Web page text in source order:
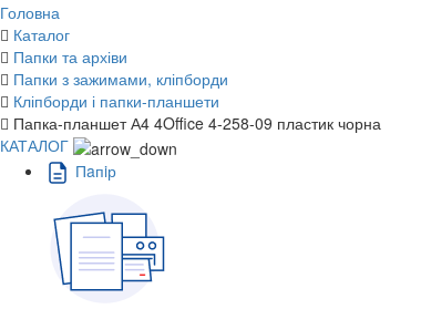
Головна
Каталог
Папки та архіви
Папки з зажимами, кліпборди
Кліпборди і папки-планшети
Папка-планшет А4 4Office 4-258-09 пластик чорна
КАТАЛОГ
Пaпiр